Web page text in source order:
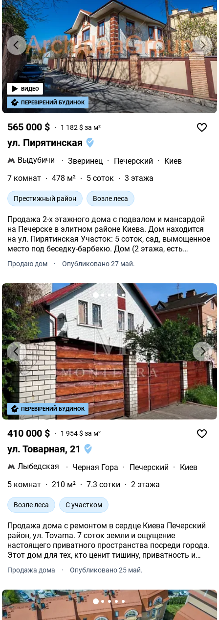
565 000 $ 1 182 $ за м²
ул. Пирятинская
Выдубичи · Зверинец · Печерский ·
Киев
7 комнат
478 м² 5 соток 3 этажа
Престижный район Возле леса
Продажа 2-х этажного дома с подвалом и мансардой
на Печерске в элитном районе Киева. Дом находится
на ул. Пирятинская Участок: 5 соток, сад, вымощенное
место под беседку-барбекю. Дом (2 этажа, есть
мансарда и полноценный подвал) Гараж на 1 авто в
доме + стоянка с навесом на 1 машину.
Продаю дом · Опубликовано 27 май.
ВИДЕО
ПЕРЕВІРЕНИЙ БУДИНОК
410 000 $ 1 954 $ за м²
ул. Товарная, 21
Лыбедская · Черная Гора · Печерский ·
Киев
5 комнат
210 м² 7.3 сотки 2 этажа
Возле леса С участком
Продажа дома с ремонтом в сердце Киева Печерский
район, ул. Tovarna. 7 соток земли и ощущение
настоящего приватного пространства посреди города.
Этот дом для тех, кто ценит тишину, приватность и
Продажа дома · Опубликовано 25 май.
ПЕРЕВІРЕНИЙ БУДИНОК